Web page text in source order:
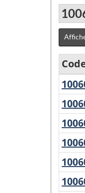
type
2016
-